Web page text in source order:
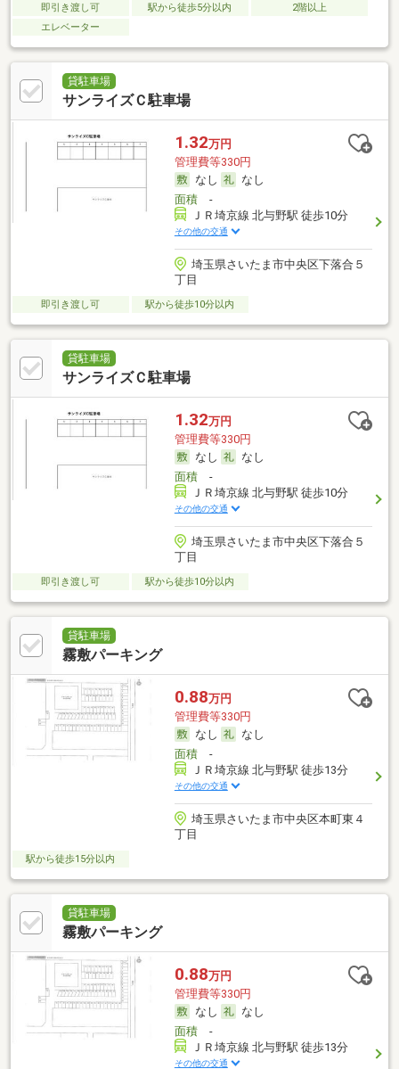
即引き渡し可 駅から徒歩5分以内
2階以上
エレベーター
貸駐車場
サンライズＣ駐車場
1.32万円
管理費等330円
なし
なし
面積-
ＪＲ埼京線 北与野駅 徒歩10分
その他の交通
埼玉県さいたま市中央区下落合５
丁目
即引き渡し可 駅から徒歩10分以内
貸駐車場
サンライズＣ駐車場
1.32万円
管理費等330円
なし
なし
面積-
ＪＲ埼京線 北与野駅 徒歩10分
その他の交通
埼玉県さいたま市中央区下落合５
丁目
即引き渡し可 駅から徒歩10分以内
貸駐車場
霧敷パーキング
0.88万円
管理費等330円
なし
なし
面積-
ＪＲ埼京線 北与野駅 徒歩13分
その他の交通
埼玉県さいたま市中央区本町東４
丁目
駅から徒歩15分以内
貸駐車場
霧敷パーキング
0.88万円
管理費等330円
なし
なし
面積-
ＪＲ埼京線 北与野駅 徒歩13分
その他の交通